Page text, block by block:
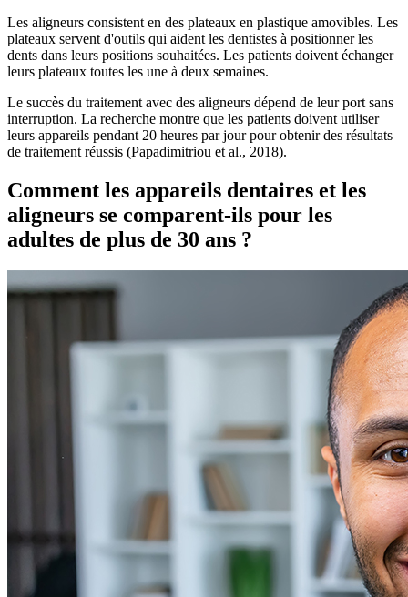
Les aligneurs consistent en des plateaux en plastique amovibles. Les
plateaux servent d'outils qui aident les dentistes à positionner les
dents dans leurs positions souhaitées. Les patients doivent échanger
leurs plateaux toutes les une à deux semaines.
Le succès du traitement avec des aligneurs dépend de leur port sans
interruption. La recherche montre que les patients doivent utiliser
leurs appareils pendant 20 heures par jour pour obtenir des résultats
de traitement réussis (Papadimitriou et al., 2018).
Comment les appareils dentaires et les
aligneurs se comparent-ils pour les
adultes de plus de 30 ans ?